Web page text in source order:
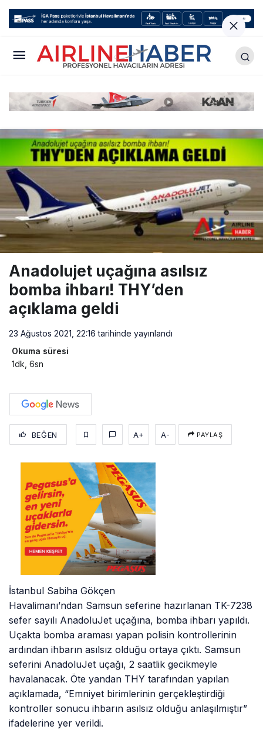
Anadolujet uçağına asılsız
bomba ihbarı! THY’den
açıklama geldi
23 Ağustos 2021, 22:16 tarihinde yayınlandı
Okuma süresi
1dk, 6sn
BEĞEN A+ A- PAYLAŞ
İstanbul Sabiha Gökçen
Havalimanı’ndan Samsun seferine hazırlanan TK-7238
sefer sayılı AnadoluJet uçağına, bomba ihbarı yapıldı.
Uçakta bomba araması yapan polisin kontrollerinin
ardından ihbarın asılsız olduğu ortaya çıktı. Samsun
seferini AnadoluJet uçağı, 2 saatlik gecikmeyle
havalanacak. Öte yandan THY tarafından yapılan
açıklamada, “Emniyet birimlerinin gerçekleştirdiği
kontroller sonucu ihbarın asılsız olduğu anlaşılmıştır”
ifadelerine yer verildi.